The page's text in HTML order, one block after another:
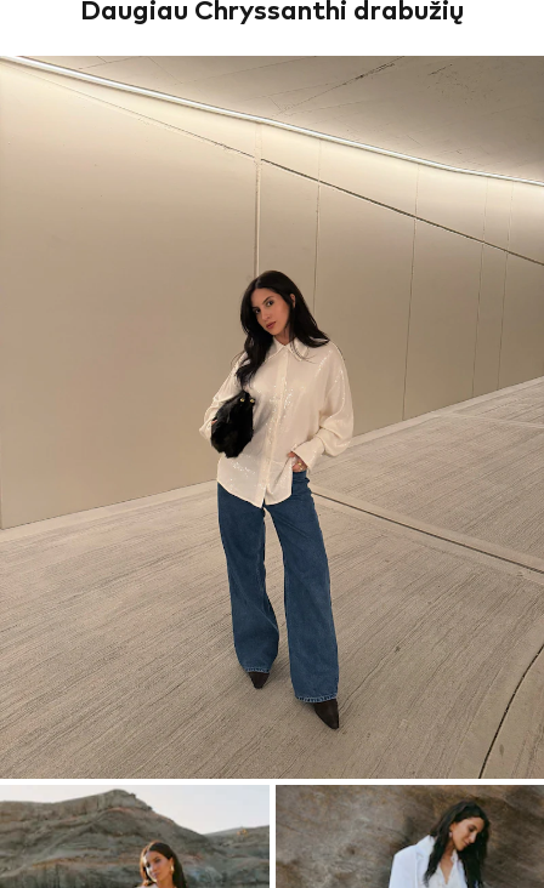
Daugiau Chryssanthi drabužių